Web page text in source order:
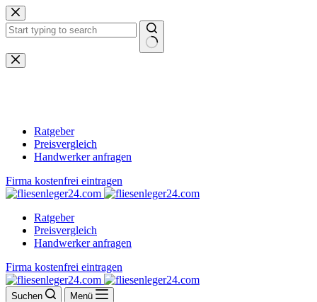
Zum
Inhalt
springen
Keine
Ergebnisse
Ratgeber
Preisvergleich
Handwerker anfragen
Firma kostenfrei eintragen
Ratgeber
Preisvergleich
Handwerker anfragen
Firma kostenfrei eintragen
Suchen Menü